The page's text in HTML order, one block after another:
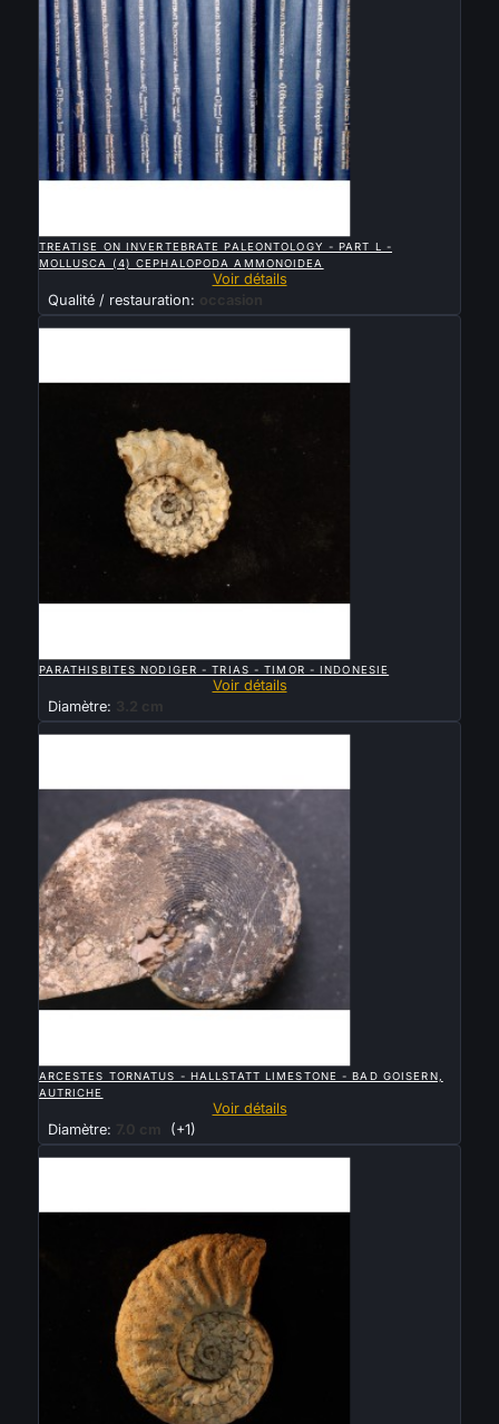
TREATISE ON INVERTEBRATE PALEONTOLOGY - PART L -
MOLLUSCA (4) CEPHALOPODA AMMONOIDEA
Voir détails
Qualité / restauration:
occasion
Vendu
PARATHISBITES NODIGER - TRIAS - TIMOR - INDONESIE
Voir détails
Diamètre:
3.2 cm
Vendu
ARCESTES TORNATUS - HALLSTATT LIMESTONE - BAD GOISERN,
AUTRICHE
Voir détails
Diamètre: 7.0 cm (+1)
Vendu